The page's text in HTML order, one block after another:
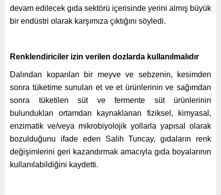
devam edilecek gıda sektörü içerisinde yerini almış büyük
bir endüstri olarak karşımıza çıktığını söyledi.
Renklendiriciler izin verilen dozlarda kullanılmalıdır
Dalından koparılan bir meyve ve sebzenin, kesimden
sonra tüketime sunulan et ve et ürünlerinin ve sağımdan
sonra tüketilen süt ve fermente süt ürünlerinin
bulundukları ortamdan kaynaklanan fiziksel, kimyasal,
enzimatik ve/veya mikrobiyolojik yollarla yapısal olarak
bozulduğunu ifade eden Salih Tuncay, gıdaların renk
değişimlerini geri kazandırmak amacıyla gıda boyalarının
kullanılabildiğini kaydetti.